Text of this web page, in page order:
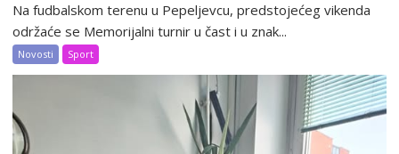
Na fudbalskom terenu u Pepeljevcu, predstojećeg vikenda
održaće se Memorijalni turnir u čast i u znak...
Novosti Sport